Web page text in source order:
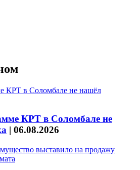
КРТ в Соломбале не
| 06.08.2026